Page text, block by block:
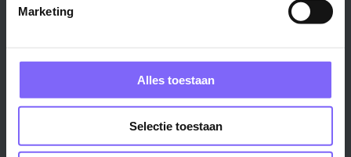
Marketing
Alles toestaan
Selectie toestaan
Functie